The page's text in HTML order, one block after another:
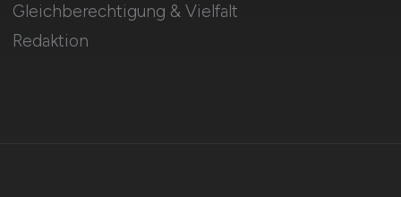
Gleichberechtigung & Vielfalt
Redaktion